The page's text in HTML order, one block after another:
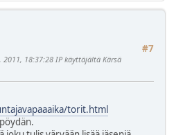
#7
2011, 18:37:28 IP käyttäjältä Kärsä
torit.html